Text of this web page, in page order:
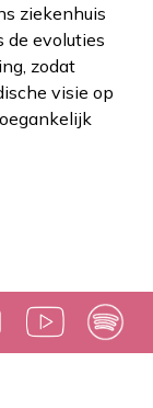
ziekenhuis
de evoluties
zodat
visie op